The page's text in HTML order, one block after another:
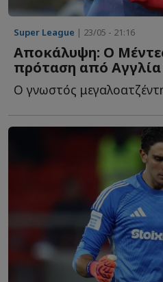
Super League | 23/05 - 21:16
Αποκάλυψη: Ο
πρόταση από Αγγλία
Ο γνωστός